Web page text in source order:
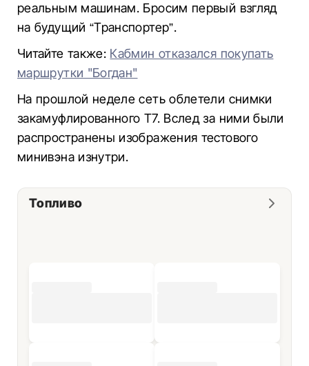
реальным машинам. Бросим первый взгляд
на будущий “Транспортер”.
Читайте также: Кабмин отказался покупать
маршрутки "Богдан"
На прошлой неделе сеть облетели снимки
закамуфлированного Т7. Вслед за ними были
распространены изображения тестового
минивэна изнутри.
Топливо